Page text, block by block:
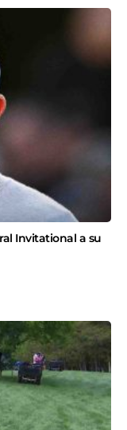
Invitational a su